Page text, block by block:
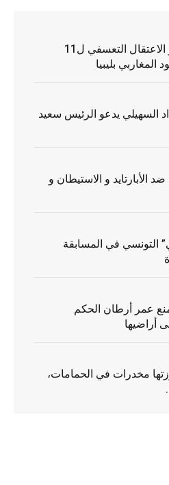
عبد الكبير يؤكد استمرار الاعتقال التعسفي ل11
بليبيا
السهيلي يدعو الرئيس سعيد
الأبارتايد و الاستيطان و
التونسي في المسابقة
أمريكا تمنع عمر أرطان الحكم
أراضيها
مخدرات في الحمامات،